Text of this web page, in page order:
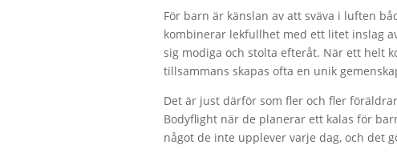
För barn är känslan av att sväva i luften
kombinerar lekfullhet med ett litet inslag
sig modiga och stolta efteråt. När ett helt
tillsammans skapas ofta en unik
Det är just därför som fler och fler
Bodyflight när de planerar ett kalas för
något de inte upplever varje dag, och det